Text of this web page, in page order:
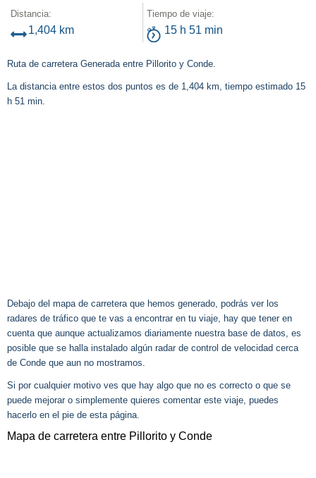
Distancia:
1,404 km
Tiempo de viaje:
15 h 51 min
Ruta de carretera Generada entre Pillorito y Conde.
La distancia entre estos dos puntos es de 1,404 km, tiempo estimado 15
h 51 min.
Debajo del mapa de carretera que hemos generado, podrás ver los
radares de tráfico que te vas a encontrar en tu viaje, hay que tener en
cuenta que aunque actualizamos diariamente nuestra base de datos, es
posible que se halla instalado algún radar de control de velocidad cerca
de Conde que aun no mostramos.
Si por cualquier motivo ves que hay algo que no es correcto o que se
puede mejorar o simplemente quieres comentar este viaje, puedes
hacerlo en el pie de esta página.
Mapa de carretera entre Pillorito y Conde